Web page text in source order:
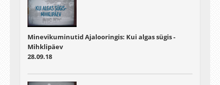
Minevikuminutid Ajalooringis: Kui algas sügis -
Mihklipäev
28.09.18